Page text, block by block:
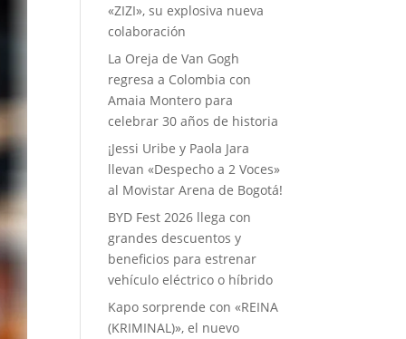
«ZIZI», su explosiva nueva
colaboración
La Oreja de Van Gogh
regresa a Colombia con
Amaia Montero para
celebrar 30 años de historia
¡Jessi Uribe y Paola Jara
llevan «Despecho a 2 Voces»
al Movistar Arena de Bogotá!
BYD Fest 2026 llega con
grandes descuentos y
beneficios para estrenar
vehículo eléctrico o híbrido
Kapo sorprende con «REINA
(KRIMINAL)», el nuevo